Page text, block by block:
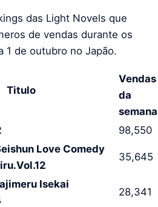
das Light Novels que
de vendas durante os
1 de outubro no Japão.
Titulo
Vendas
da
semana
98,550
Love Comedy
35,645
Isekai
28,341